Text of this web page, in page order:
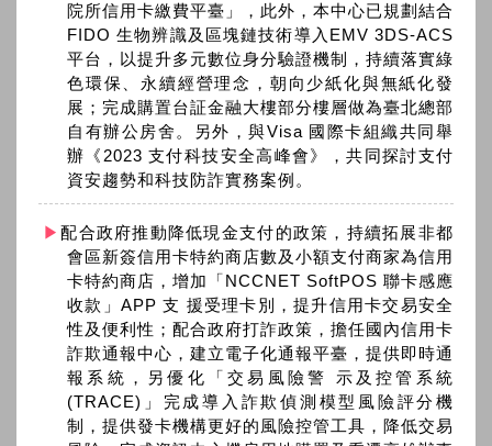
院所信用卡繳費平臺」，此外，本中心已規劃結合
FIDO 生物辨識及區塊鏈技術導入EMV 3DS-ACS
平台，以提升多元數位身分驗證機制，持續落實綠
色環保、永續經營理念，朝向少紙化與無紙化發
展；完成購置台証金融大樓部分樓層做為臺北總部
自有辦公房舍。另外，與Visa 國際卡組織共同舉
辦《2023 支付科技安全高峰會》，共同探討支付
資安趨勢和科技防詐實務案例。
配合政府推動降低現金支付的政策，持續拓展非都
會區新簽信用卡特約商店數及小額支付商家為信用
卡特約商店，增加「NCCNET SoftPOS 聯卡感應
收款」APP 支 援受理卡別，提升信用卡交易安全
性及便利性；配合政府打詐政策，擔任國內信用卡
詐欺通報中心，建立電子化通報平臺，提供即時通
報系統，另優化「交易風險警 示及控管系統
(TRACE)」完成導入詐欺偵測模型風險評分機
制，提供發卡機構更好的風險控管工具，降低交易